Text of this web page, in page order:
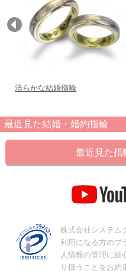
清らかな結婚指輪
最近見た結婚・婚約指輪
最近見た指
株式会社システム
利用になる方のプ
人情報の管理に細
り扱うことをお約